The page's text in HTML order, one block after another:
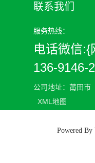
联系我们
服务热线：
电话微信:{
136-9146-
公司地址：莆田市
XML地图
Powered